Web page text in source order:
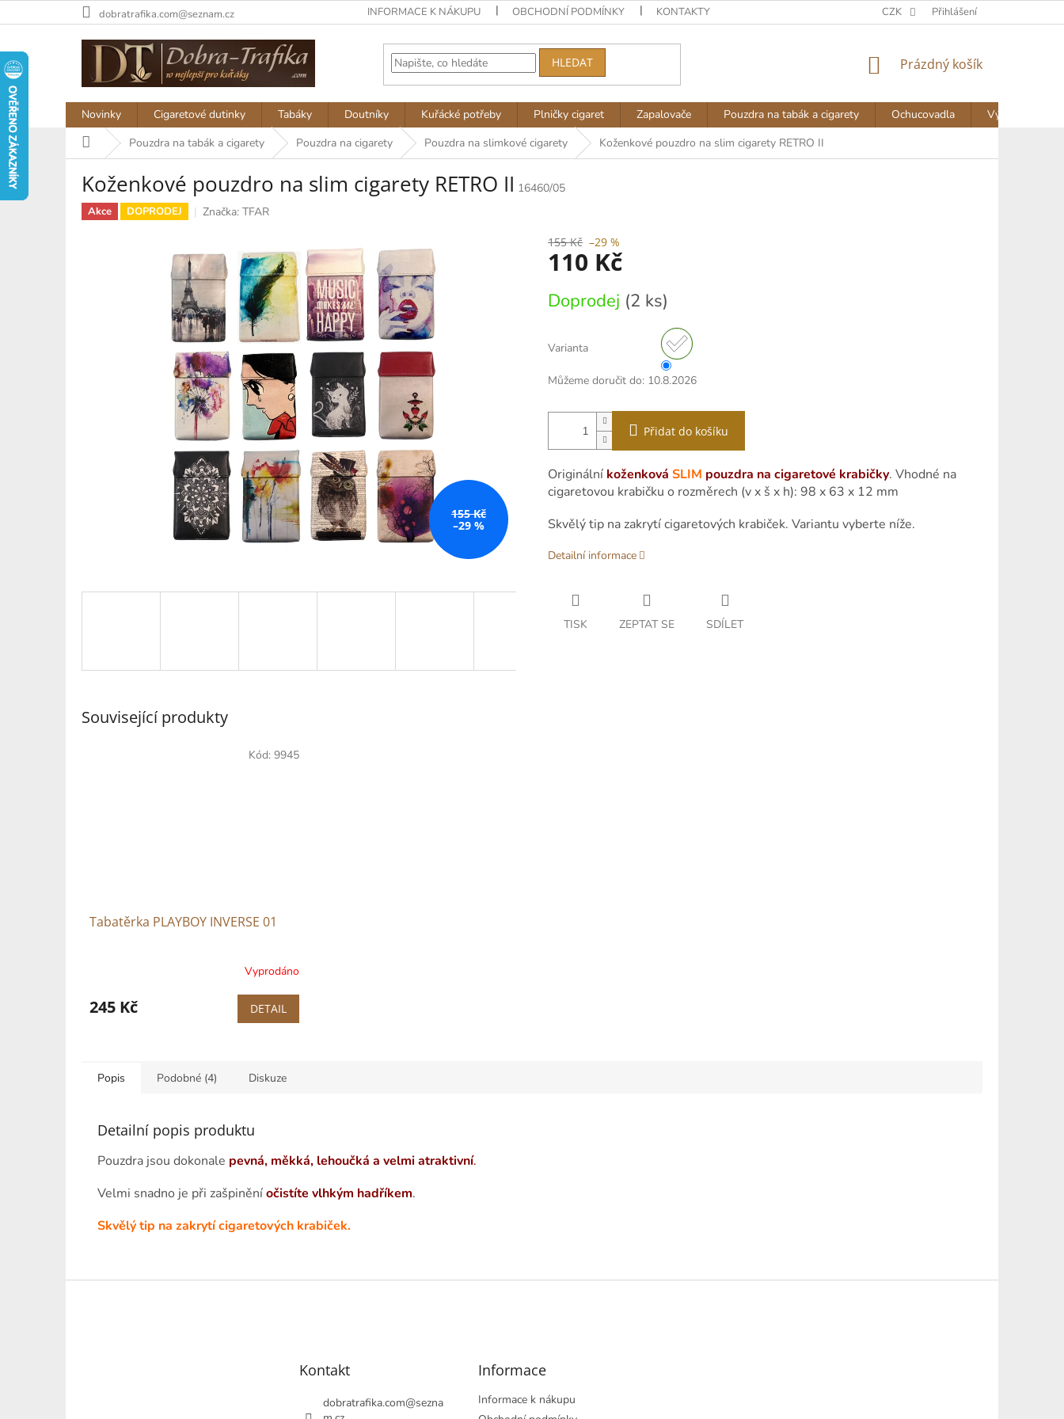
na
dobratrafika.com@seznam.cz INFORMACE K NÁKUPU OBCHODNÍ PODMÍNKY KONTAKTY NAPIŠTE NÁM AKTUALITY
CZK Přihlášení
HLEDAT
NÁKUPNÍ
Prázdný košík
Novinky Cigaretové dutinky Tabáky Doutníky Kuřácké potřeby Plničky cigaret Zapalovače Pouzdra na tabák a cigarety Ochucovadla
Výprodej
Domů Pouzdra na tabák a cigarety Pouzdra na cigarety Pouzdra na slimkové cigarety Koženkové pouzdro na slim cigarety RETRO II
Koženkové pouzdro na slim cigarety RETRO II 16460/05
Akce DOPRODEJ Značka: TFAR
155 Kč
–29 %
155 Kč –29 %
110 Kč
cena:
Doprodej (2 ks)
Varianta
Můžeme doručit do: 10.8.2026
Přidat do košíku
Originální koženková SLIM pouzdra na cigaretové krabičky. Vhodné na
cigaretovou krabičku o rozměrech (v x š x h): 98 x 63 x 12 mm
Skvělý tip na zakrytí cigaretových krabiček. Variantu vyberte níže.
Detailní informace
TISK ZEPTAT SE SDÍLET
Související produkty
Tabatěrka PLAYBOY INVERSE 01
Vyprodáno
245 Kč DETAIL
Kód: 9945
Popis Podobné (4) Diskuze
Detailní popis produktu
Pouzdra jsou dokonale pevná, měkká, lehoučká a velmi atraktivní.
Velmi snadno je při zašpiněníočistíte vlhkým hadříkem.
Skvělý tip na zakrytí cigaretových krabiček.
Kontakt
dobratrafika.com@sezna
Informace
Informace k nákupu